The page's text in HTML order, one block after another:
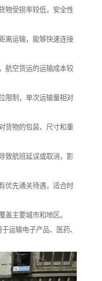
物受损率较低，安全性
离运输，能够快速连接
航空货运的运输成本较
限制，单次运输量相对
货物的包装、尺寸和重
致航班延误或取消，影
优先通关待遇，适合时
盖主要城市和地区。
运输电子产品、医药、